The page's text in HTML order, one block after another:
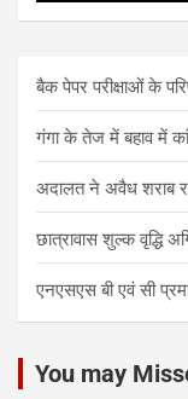
बैक पेपर परीक्षाओं के
गंगा के तेज में बहाव में
अदालत ने अवैध शराब
छात्रावास शुल्क वृद्धि
एनएसएस बी एवं सी
You may